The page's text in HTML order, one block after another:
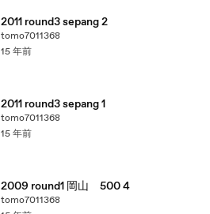
2011 round3 sepang 2
tomo7011368
15 年前
2011 round3 sepang 1
tomo7011368
15 年前
2009 round1 岡山 500 4
tomo7011368